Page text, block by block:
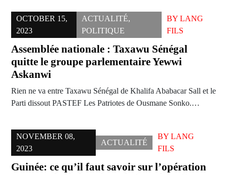
OCTOBER 15,
2023
ACTUALITÉ,
POLITIQUE
BY LANG
FILS
Assemblée nationale : Taxawu Sénégal
quitte le groupe parlementaire Yewwi
Askanwi
Rien ne va entre Taxawu Sénégal de Khalifa Ababacar Sall et le
Parti dissout PASTEF Les Patriotes de Ousmane Sonko.…
NOVEMBER 08,
2023
ACTUALITÉ
BY LANG
FILS
Guinée: ce qu’il faut savoir sur l’opération